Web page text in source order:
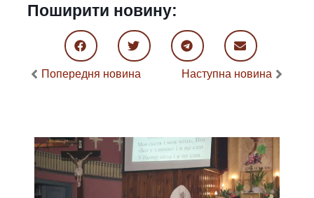
Поширити новину:
Попередня новина Наступна новина